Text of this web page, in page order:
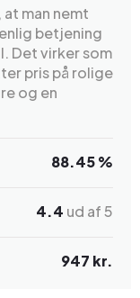
man nemt
betjening
Det virker som
pris på rolige
og en
88.45 %
4.4 ud af 5
947 kr.